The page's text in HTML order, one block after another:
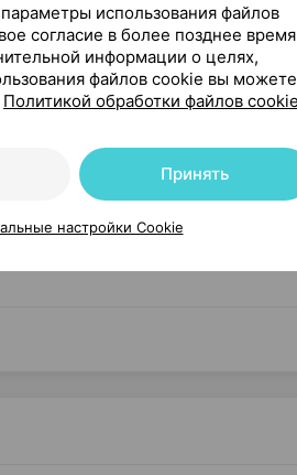
использования файлов
согласие в более позднее
информации о целях,
файлов cookie вы можете
Политикой обработки файлов cookie
Принять
настройки Cookie